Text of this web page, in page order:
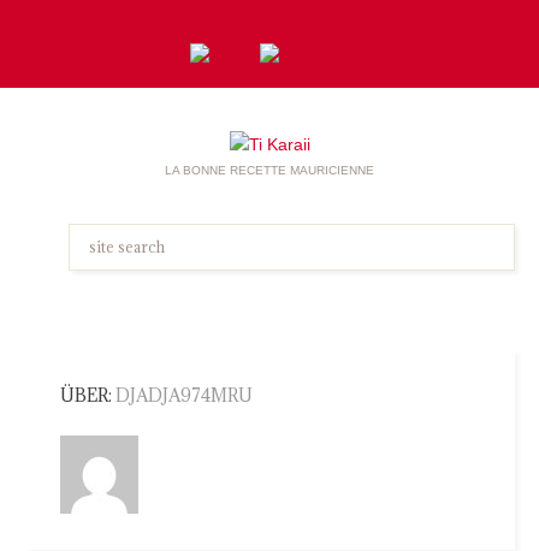
LA BONNE RECETTE MAURICIENNE
ÜBER: DJADJA974MRU